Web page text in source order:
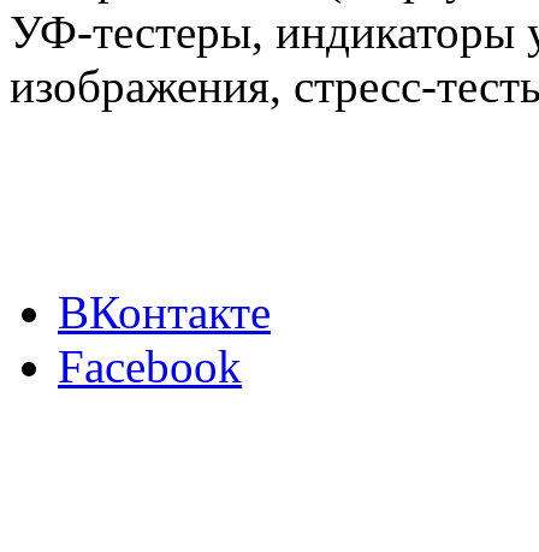
УФ-тестеры, индикаторы
изображения, стресс-
ВКонтакте
Facebook